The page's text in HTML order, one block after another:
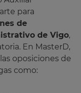
para
de
de Vigo,
En MasterD,
oposiciones de
como: